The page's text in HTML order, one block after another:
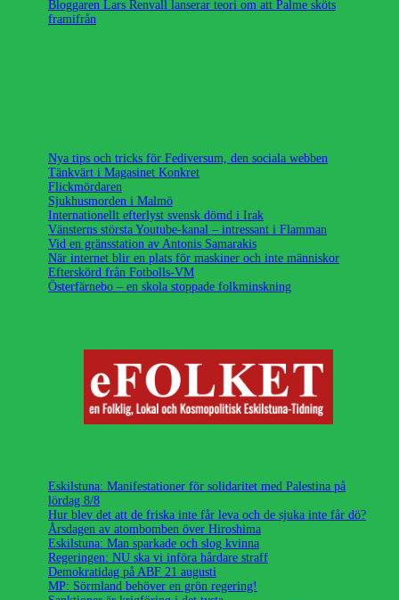
Bloggaren Lars Renvall lanserar teori om att Palme sköts
framifrån
Nya tips och tricks för Fediversum, den sociala webben
Tänkvärt i Magasinet Konkret
Flickmördaren
Sjukhusmorden i Malmö
Internationellt efterlyst svensk dömd i Irak
Vänsterns största Youtube-kanal – intressant i Flamman
Vid en gränsstation av Antonis Samarakis
När internet blir en plats för maskiner och inte människor
Efterskörd från Fotbolls-VM
Österfärnebo – en skola stoppade folkminskning
Eskilstuna: Manifestationer för solidaritet med Palestina på
lördag 8/8
Hur blev det att de friska inte får leva och de sjuka inte får dö?
Årsdagen av atombomben över Hiroshima
Eskilstuna: Man sparkade och slog kvinna
Regeringen: NU ska vi införa hårdare straff
Demokratidag på ABF 21 augusti
MP: Sörmland behöver en grön regering!